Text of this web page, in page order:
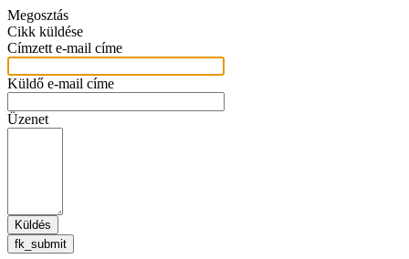
Megosztás
Cikk küldése
Címzett e-mail címe
Küldő e-mail címe
Üzenet